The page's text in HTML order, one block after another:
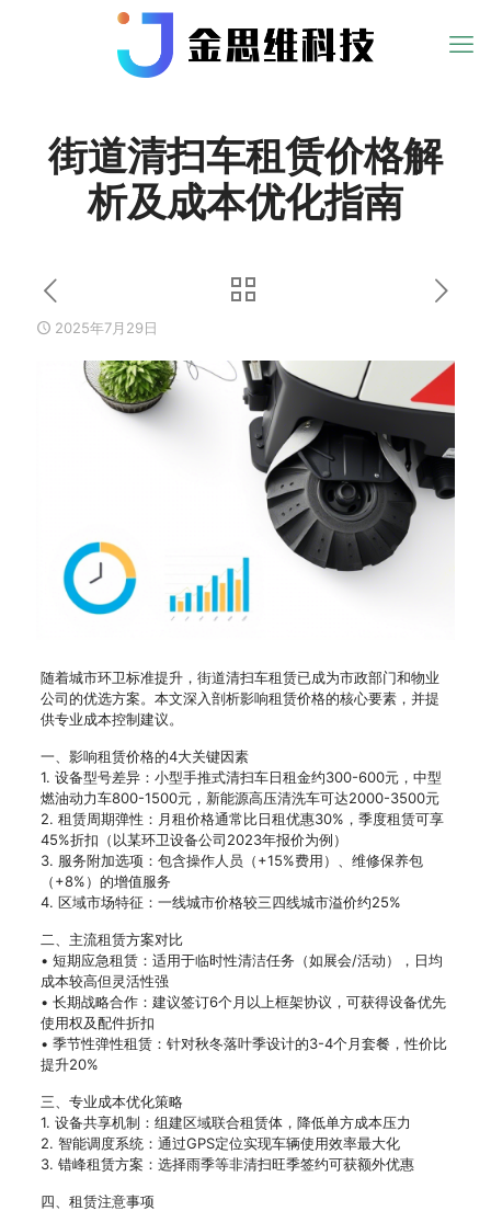
街道清扫车租赁价格解
析及成本优化指南
2025年7月29日
随着城市环卫标准提升，街道清扫车租赁已成为市政部门和物业
公司的优选方案。本文深入剖析影响租赁价格的核心要素，并提
供专业成本控制建议。
一、影响租赁价格的4大关键因素
1. 设备型号差异：小型手推式清扫车日租金约300-600元，中型
燃油动力车800-1500元，新能源高压清洗车可达2000-3500元
2. 租赁周期弹性：月租价格通常比日租优惠30%，季度租赁可享
45%折扣（以某环卫设备公司2023年报价为例）
3. 服务附加选项：包含操作人员（+15%费用）、维修保养包
（+8%）的增值服务
4. 区域市场特征：一线城市价格较三四线城市溢价约25%
二、主流租赁方案对比
• 短期应急租赁：适用于临时性清洁任务（如展会/活动），日均
成本较高但灵活性强
• 长期战略合作：建议签订6个月以上框架协议，可获得设备优先
使用权及配件折扣
• 季节性弹性租赁：针对秋冬落叶季设计的3-4个月套餐，性价比
提升20%
三、专业成本优化策略
1. 设备共享机制：组建区域联合租赁体，降低单方成本压力
2. 智能调度系统：通过GPS定位实现车辆使用效率最大化
3. 错峰租赁方案：选择雨季等非清扫旺季签约可获额外优惠
四、租赁注意事项